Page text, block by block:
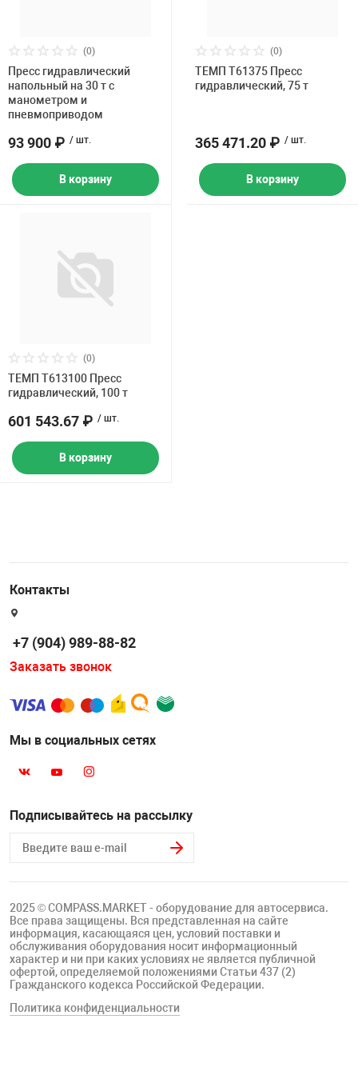
(0)
Пресс гидравлический
напольный на 30 т с
манометром и
пневмоприводом
93 900 ₽ / шт.
В корзину
(0)
ТЕМП T61375 Пресс
гидравлический, 75 т
365 471.20 ₽ / шт.
В корзину
(0)
ТЕМП T613100 Пресс
гидравлический, 100 т
601 543.67 ₽ / шт.
В корзину
Контакты
+7 (904) 989-88-82
Заказать звонок
Мы в социальных сетях
Подписывайтесь на рассылку
2025 © COMPASS.MARKET - оборудование для автосервиса.
Все права защищены. Вся представленная на сайте
информация, касающаяся цен, условий поставки и
обслуживания оборудования носит информационный
характер и ни при каких условиях не является публичной
офертой, определяемой положениями Статьи 437 (2)
Гражданского кодекса Российской Федерации.
Политика конфиденциальности